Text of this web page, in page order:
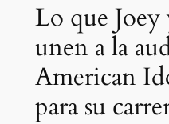
Lo que Joey
unen a la
American
para su